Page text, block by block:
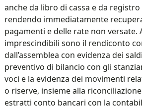
anche da libro di cassa e da
rendendo immediatamente
pagamenti e delle rate non versate.
imprescindibili sono il rendiconto
dall’assemblea con evidenza dei
preventivo di bilancio con gli
voci e la evidenza dei movimenti
o riserve, insieme alla
estratti conto bancari con la